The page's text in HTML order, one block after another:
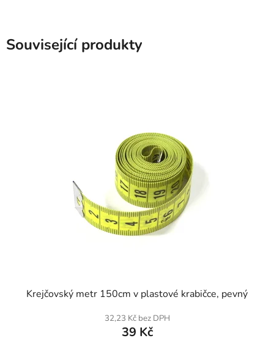
Související produkty
Krejčovský metr 150cm v plastové krabičce, pevný
32,23 Kč bez DPH
39 Kč